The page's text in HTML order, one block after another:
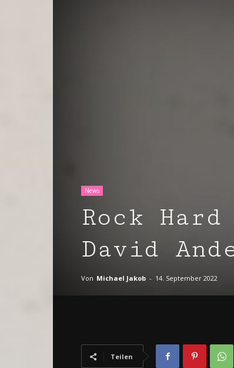
News
Rock
David
Von Michael Jakob - 14. September 2022
Teilen